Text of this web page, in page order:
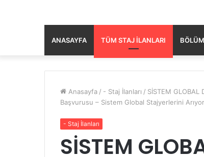
ANASAYFA TÜM STAJ İLANLARI
Anasayfa / - Staj İlanları / SİSTEM GLOBAL
Başvurusu – Sistem Global Stajyerlerini
- Staj İlanları
SİSTEM